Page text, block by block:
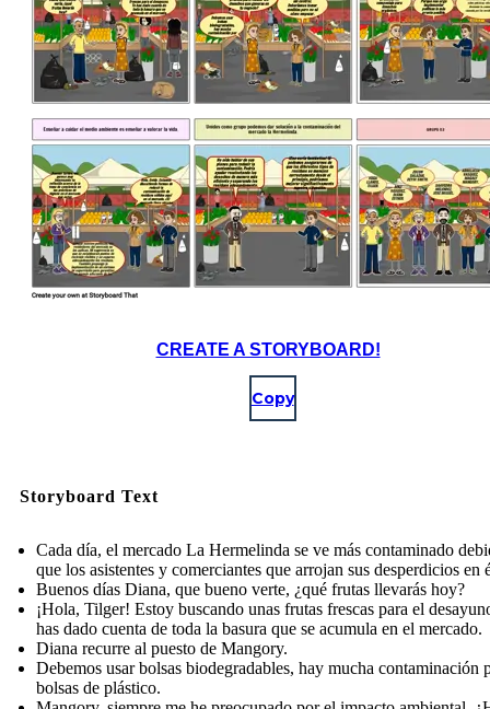
CREATE A STORYBOARD!
Copy
Storyboard Text
Cada día, el mercado La Hermelinda se ve más contaminado
que los asistentes y comerciantes que arrojan sus desperdicios en
Buenos días Diana, que bueno verte, ¿qué frutas llevarás hoy?
¡Hola, Tilger! Estoy buscando unas frutas frescas para el
has dado cuenta de toda la basura que se acumula en el mercado.
Diana recurre al puesto de Mangory.
Debemos usar bolsas biodegradables, hay mucha contaminación
bolsas de plástico.